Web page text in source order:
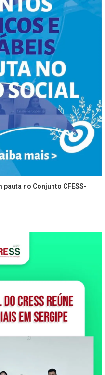
no Conjunto CFESS-